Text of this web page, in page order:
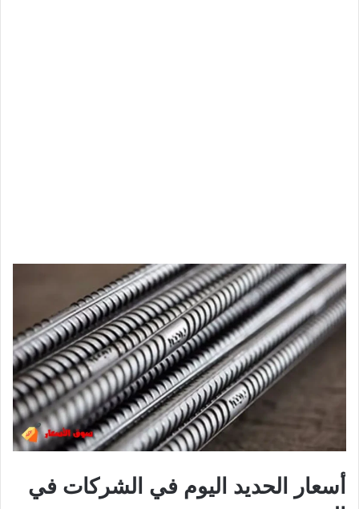
أسعار الحديد اليوم في الشركات في